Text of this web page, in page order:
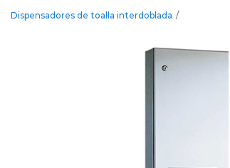
Dispensadores de toalla interdoblada /